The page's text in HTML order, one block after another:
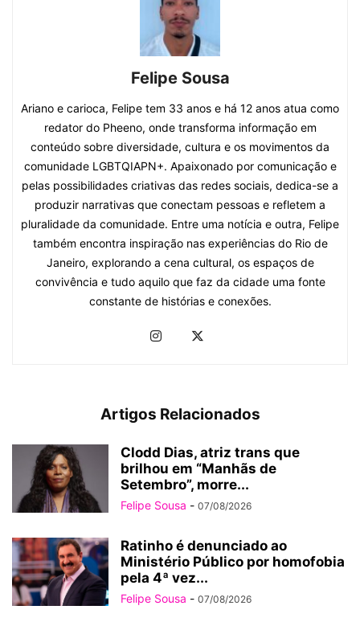
Felipe Sousa
Ariano e carioca, Felipe tem 33 anos e há 12 anos atua como
redator do Pheeno, onde transforma informação em
conteúdo sobre diversidade, cultura e os movimentos da
comunidade LGBTQIAPN+. Apaixonado por comunicação e
pelas possibilidades criativas das redes sociais, dedica-se a
produzir narrativas que conectam pessoas e refletem a
pluralidade da comunidade. Entre uma notícia e outra, Felipe
também encontra inspiração nas experiências do Rio de
Janeiro, explorando a cena cultural, os espaços de
convivência e tudo aquilo que faz da cidade uma fonte
constante de histórias e conexões.
Artigos Relacionados
Clodd Dias, atriz trans que
brilhou em “Manhãs de
Setembro”, morre...
Felipe Sousa - 07/08/2026
Ratinho é denunciado ao
Ministério Público por homofobia
pela 4ª vez...
Felipe Sousa - 07/08/2026